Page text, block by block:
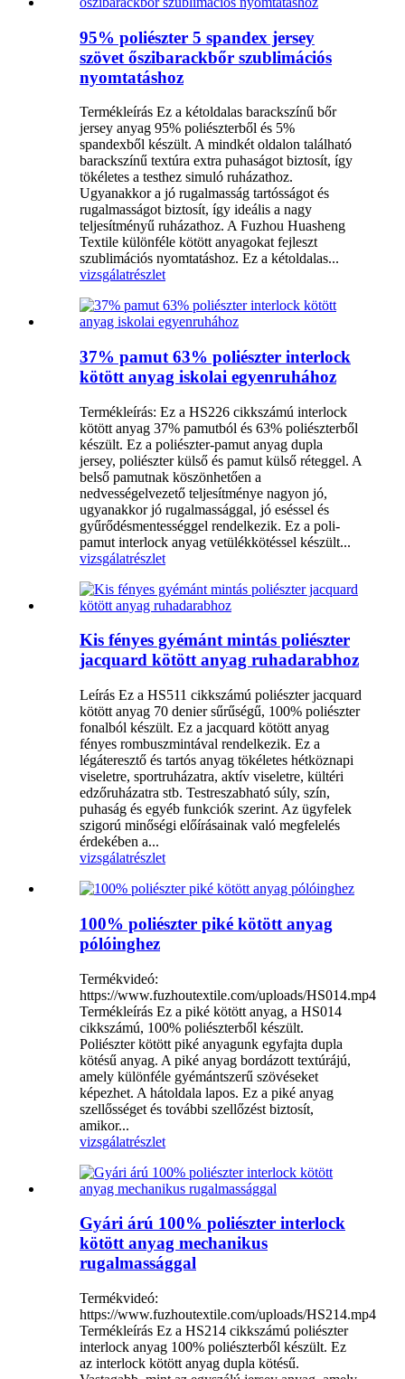
95% poliészter 5 spandex jersey
szövet őszibarackbőr szublimációs
nyomtatáshoz
Termékleírás Ez a kétoldalas barackszínű bőr
jersey anyag 95% poliészterből és 5%
spandexből készült. A mindkét oldalon található
barackszínű textúra extra puhaságot biztosít, így
tökéletes a testhez simuló ruházathoz.
Ugyanakkor a jó rugalmasság tartósságot és
rugalmasságot biztosít, így ideális a nagy
teljesítményű ruházathoz. A Fuzhou Huasheng
Textile különféle kötött anyagokat fejleszt
szublimációs nyomtatáshoz. Ez a kétoldalas...
vizsgálatrészlet
37% pamut 63% poliészter interlock
kötött anyag iskolai egyenruhához
Termékleírás: Ez a HS226 cikkszámú interlock
kötött anyag 37% pamutból és 63% poliészterből
készült. Ez a poliészter-pamut anyag dupla
jersey, poliészter külső és pamut külső réteggel. A
belső pamutnak köszönhetően a
nedvességelvezető teljesítménye nagyon jó,
ugyanakkor jó rugalmassággal, jó eséssel és
gyűrődésmentességgel rendelkezik. Ez a poli-
pamut interlock anyag vetülékkötéssel készült...
vizsgálatrészlet
Kis fényes gyémánt mintás poliészter
jacquard kötött anyag ruhadarabhoz
Leírás Ez a HS511 cikkszámú poliészter jacquard
kötött anyag 70 denier sűrűségű, 100% poliészter
fonalból készült. Ez a jacquard kötött anyag
fényes rombuszmintával rendelkezik. Ez a
légáteresztő és tartós anyag tökéletes hétköznapi
viseletre, sportruházatra, aktív viseletre, kültéri
edzőruházatra stb. Testreszabható súly, szín,
puhaság és egyéb funkciók szerint. Az ügyfelek
szigorú minőségi előírásainak való megfelelés
érdekében a...
vizsgálatrészlet
100% poliészter piké kötött anyag
pólóinghez
Termékvideó:
https://www.fuzhoutextile.com/uploads/HS014.mp4
Termékleírás Ez a piké kötött anyag, a HS014
cikkszámú, 100% poliészterből készült.
Poliészter kötött piké anyagunk egyfajta dupla
kötésű anyag. A piké anyag bordázott textúrájú,
amely különféle gyémántszerű szövéseket
képezhet. A hátoldala lapos. Ez a piké anyag
szellősséget és további szellőzést biztosít,
amikor...
vizsgálatrészlet
Gyári árú 100% poliészter interlock
kötött anyag mechanikus
rugalmassággal
Termékvideó:
https://www.fuzhoutextile.com/uploads/HS214.mp4
Termékleírás Ez a HS214 cikkszámú poliészter
interlock anyag 100% poliészterből készült. Ez
az interlock kötött anyag dupla kötésű.